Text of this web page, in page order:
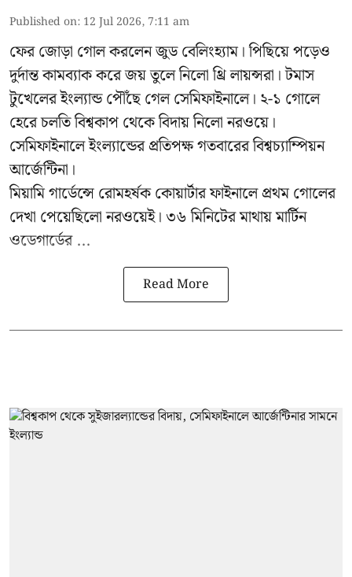
Published on: 12 Jul 2026, 7:11 am
ফের জোড়া গোল করলেন জুড বেলিংহ্যাম। পিছিয়ে পড়েও
দুর্দান্ত কামব্যাক করে জয় তুলে নিলো থ্রি লায়ন্সরা। টমাস
টুখেলের ইংল্যান্ড পৌঁছে গেল সেমিফাইনালে। ২-১ গোলে
হেরে চলতি বিশ্বকাপ থেকে বিদায় নিলো নরওয়ে।
সেমিফাইনালে ইংল্যান্ডের প্রতিপক্ষ গতবারের বিশ্বচ্যাম্পিয়ন
আর্জেন্টিনা।
মিয়ামি গার্ডেন্সে রোমহর্ষক কোয়ার্টার ফাইনালে প্রথম গোলের
দেখা পেয়েছিলো নরওয়েই। ৩৬ মিনিটের মাথায় মার্টিন
ওডেগার্ডের ...
Read More